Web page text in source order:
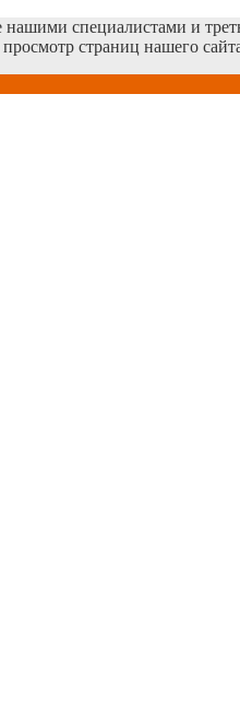
специалистами и
страниц нашего